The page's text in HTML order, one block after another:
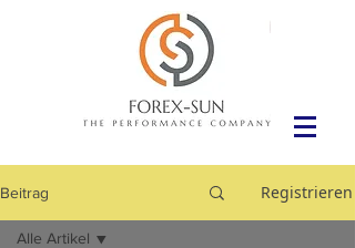
Beitrag Registrieren
Alle Artikel